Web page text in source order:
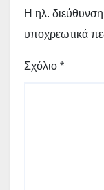
Η ηλ.
υποχρεωτικά
Σχόλιο *